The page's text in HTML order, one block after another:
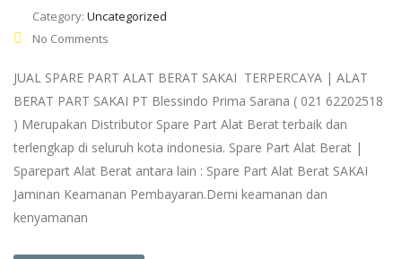
Category: Uncategorized
No Comments
JUAL SPARE PART ALAT BERAT SAKAI TERPERCAYA | ALAT
BERAT PART SAKAI PT Blessindo Prima Sarana ( 021 62202518
) Merupakan Distributor Spare Part Alat Berat terbaik dan
terlengkap di seluruh kota indonesia. Spare Part Alat Berat |
Sparepart Alat Berat antara lain : Spare Part Alat Berat SAKAI
Jaminan Keamanan Pembayaran.Demi keamanan dan
kenyamanan